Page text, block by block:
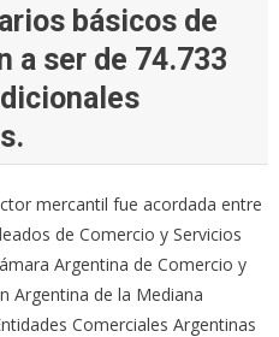
básicos de
a ser de 74.733
mercantil fue acordada entre
de Comercio y Servicios
Argentina de Comercio y
Argentina de la Mediana
Comerciales Argentinas